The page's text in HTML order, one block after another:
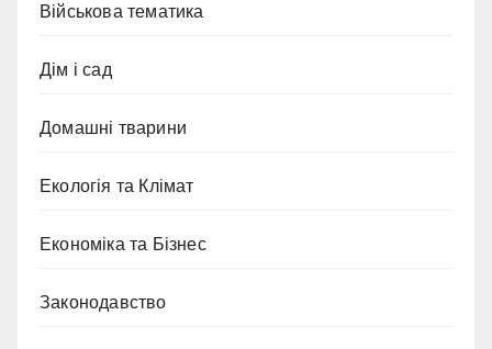
Військова тематика
Дім і сад
Домашні тварини
Екологія та Клімат
Економіка та Бізнес
Законодавство